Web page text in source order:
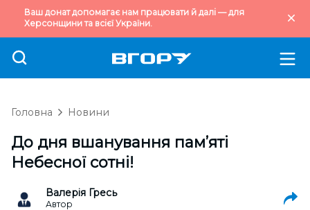
Ваш донат допомагає нам працювати й далі — для
Херсонщини та всієї України.
Головна Новини
До дня вшанування пам’яті
Небесної сотні!
Валерія Гресь
Автор